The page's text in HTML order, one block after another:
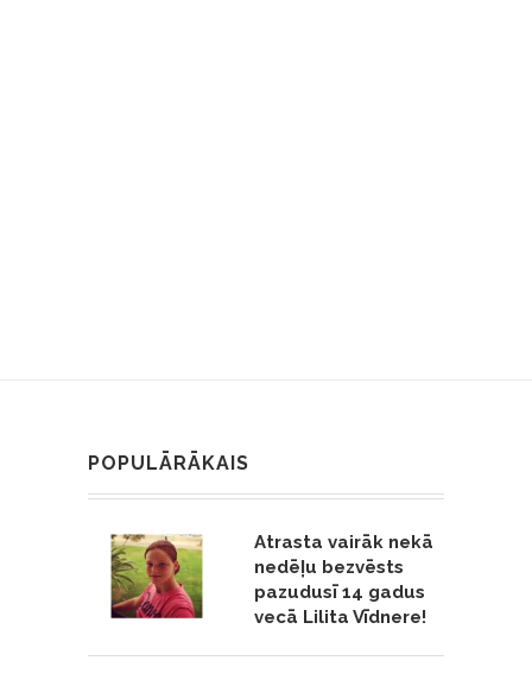
POPULĀRĀKAIS
Atrasta vairāk nekā
nedēļu bezvēsts
pazudusī 14 gadus
vecā Lilita Vīdnere!